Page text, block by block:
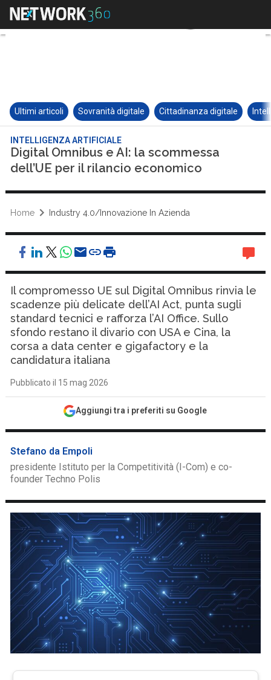
Ultimi articoli Sovranità digitale Cittadinanza digitale
INTELLIGENZA ARTIFICIALE
Digital Omnibus e AI: la scommessa
dell’UE per il rilancio economico
Home Industry 4.0/Innovazione In Azienda
Il compromesso UE sul Digital Omnibus rinvia le
scadenze più delicate dell’AI Act, punta sugli
standard tecnici e rafforza l’AI Office. Sullo
sfondo restano il divario con USA e Cina, la
corsa a data center e gigafactory e la
candidatura italiana
Pubblicato il 15 mag 2026
Aggiungi tra i preferiti su Google
Stefano da Empoli
presidente Istituto per la Competitività (I-Com) e co-
founder Techno Polis